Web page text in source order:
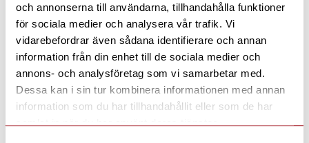
och annonserna till användarna, tillhandahålla funktioner
för sociala medier och analysera vår trafik. Vi
vidarebefordrar även sådana identifierare och annan
information från din enhet till de sociala medier och
annons- och analysföretag som vi samarbetar med.
Dessa kan i sin tur kombinera informationen med annan
information som du har tillhandahållit eller som de har
samlat in när du har använt deras tjänster.